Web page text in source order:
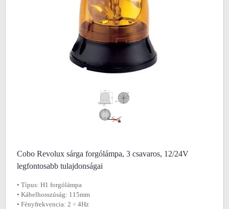
Cobo Revolux sárga forgólámpa, 3 csavaros, 12/24V
legfontosabb tulajdonságai
• Típus: H1 forgólámpa
• Kábelhosszúság: 115mm
• Fényfrekvencia: 2 ÷ 4Hz